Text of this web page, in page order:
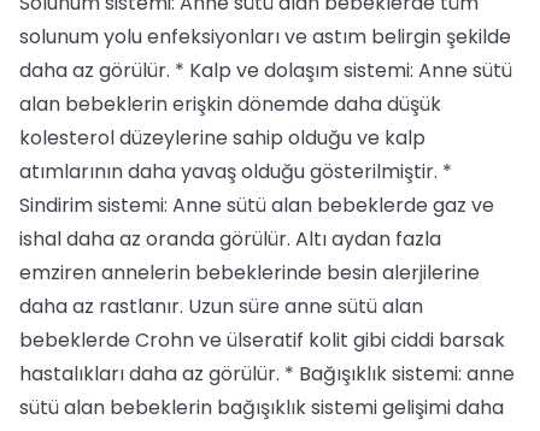
solunum yolu enfeksiyonları ve astım belirgin şekilde
daha az görülür. * Kalp ve dolaşım sistemi: Anne sütü
alan bebeklerin erişkin dönemde daha düşük
kolesterol düzeylerine sahip olduğu ve kalp
atımlarının daha yavaş olduğu gösterilmiştir. *
Sindirim sistemi: Anne sütü alan bebeklerde gaz ve
ishal daha az oranda görülür. Altı aydan fazla
emziren annelerin bebeklerinde besin alerjilerine
daha az rastlanır. Uzun süre anne sütü alan
bebeklerde Crohn ve ülseratif kolit gibi ciddi barsak
hastalıkları daha az görülür. * Bağışıklık sistemi: anne
sütü alan bebeklerin bağışıklık sistemi gelişimi daha